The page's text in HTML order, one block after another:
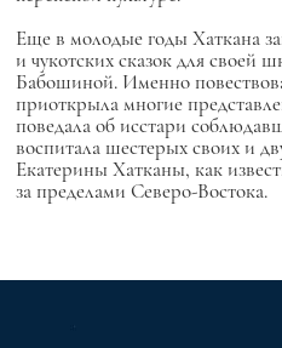
Еще в молодые годы Хаткана
и чукотских сказок для своей
Бабошиной. Именно
приоткрыла многие
поведала об исстари
воспитала шестерых своих и
Екатерины Хатканы, как
за пределами Северо-Востока.